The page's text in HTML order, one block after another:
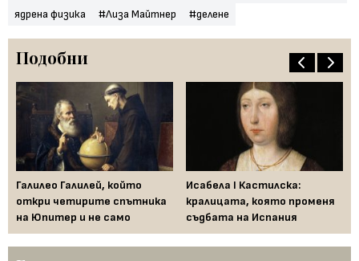
ядрена физика
#Лиза Майтнер #делене
Подобни
Галилео Галилей, който
откри четирите спътника
на Юпитер и не само
Исабела I Кастилска:
кралицата, която променя
съдбата на Испания